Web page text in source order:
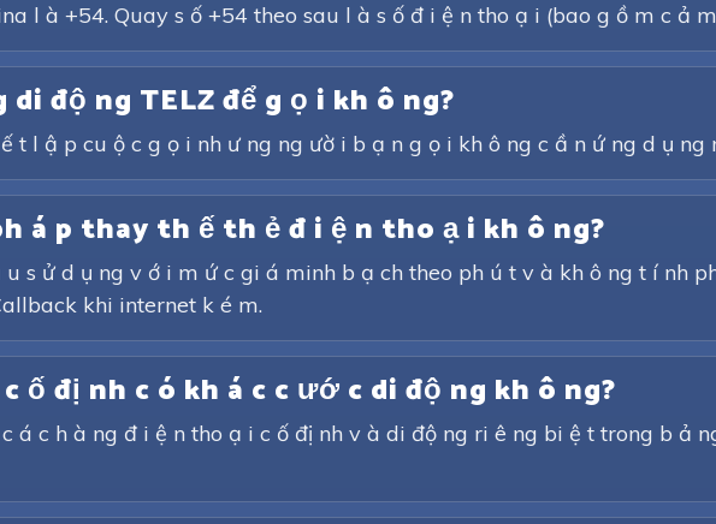
l à +54. Quay s ố +54 theo sau l à s ố đ i ệ n tho ạ i (bao g ồ m c ả
độ ng TELZ để g ọ i kh ô ng?
t l ậ p cu ộ c g ọ i nh ư ng ng ườ i b ạ n g ọ i kh ô ng c ầ n ứ ng d ụ ng
á p thay th ế th ẻ đ i ệ n tho ạ i kh ô ng?
s ử d ụ ng v ớ i m ứ c gi á minh b ạ ch theo ph ú t v à kh ô ng t í nh
khi internet k é m.
ố đị nh c ó kh á c c ướ c di độ ng kh ô ng?
á c h à ng đ i ệ n tho ạ i c ố đị nh v à di độ ng ri ê ng bi ệ t trong b ả